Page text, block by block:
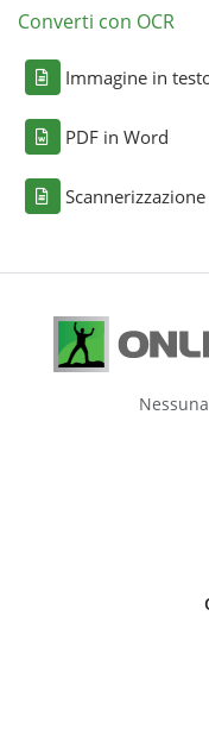
Converti con OCR
Immagine in
PDF in Word